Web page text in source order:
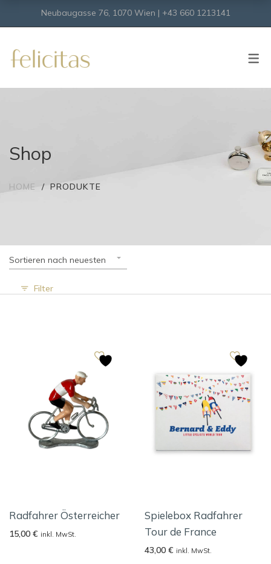
Neubaugasse 76, 1070 Wien | +43 660 1213141
Shop
HOME PRODUKTE
Sortieren nach neuesten
Filter
Radfahrer Österreicher
15,00 € inkl. MwSt.
Spielebox Radfahrer
Tour de France
43,00 € inkl. MwSt.